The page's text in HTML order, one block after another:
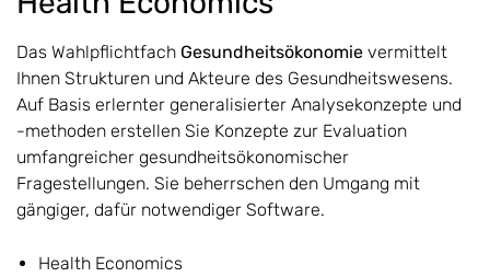
Das Wahlpflichtfach Gesundheitsökonomie vermittelt
Ihnen Strukturen und Akteure des Gesundheitswesens.
Auf Basis erlernter generalisierter Analysekonzepte und
-methoden erstellen Sie Konzepte zur Evaluation
umfangreicher gesundheitsökonomischer
Fragestellungen. Sie beherrschen den Umgang mit
gängiger, dafür notwendiger Software.
Health Economics